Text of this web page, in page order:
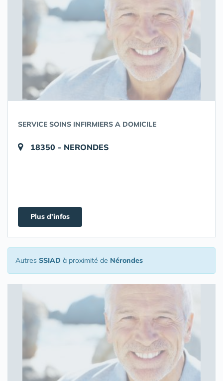
SERVICE SOINS INFIRMIERS A DOMICILE
18350 - NERONDES
Plus d'infos
Autres SSIAD à proximité de Nérondes